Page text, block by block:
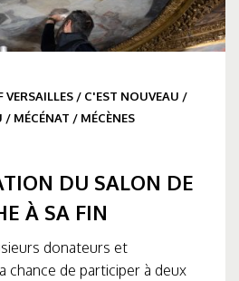
VERSAILLES / C'EST NOUVEAU /
/ MÉCÉNAT / MÉCÈNES
DU SALON DE
À SA FIN
donateurs et
chance de participer à deux